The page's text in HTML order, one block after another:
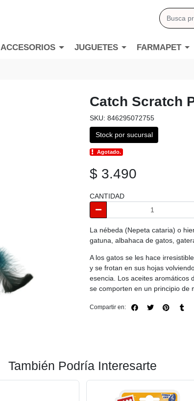
ACCESORIOS JUGUETES FARMAPET
Catch Scratch
SKU: 846295072755
Stock por sucursal
Agotado.
$ 3.490
CANTIDAD
La nébeda (Nepeta cataria) o
gatuna, albahaca de gatos,
A los gatos se les hace
y se frotan en sus hojas
esencia. Los aceites aromáticos
se comporten en un principio de
Compartir en:
También Podría Interesarte